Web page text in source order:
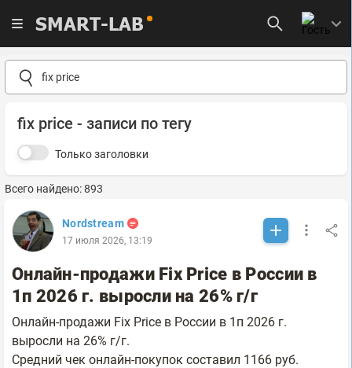
SMART-LAB
fix price - записи по тегу
Только заголовки
Всего найдено: 893
Nordstream
17 июля 2026, 13:19
Онлайн-продажи Fix Price в России в
1п 2026 г. выросли на 26% г/г
Онлайн-продажи Fix Price в России в 1п 2026 г.
выросли на 26% г/г.
Средний чек онлайн-покупок составил 1166 руб.